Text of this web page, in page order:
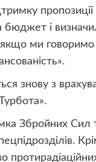
і
якщо ми
знову з
Збройних